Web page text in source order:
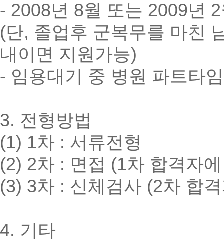
- 2008년 8월 또는 2009년
(단, 졸업후 군복무를 마친
내이면 지원가능)
- 임용대기 중 병원 파트타
3. 전형방법
(1) 1차 : 서류전형
(2) 2차 : 면접 (1차 합격자
(3) 3차 : 신체검사 (2차 합
4. 기타